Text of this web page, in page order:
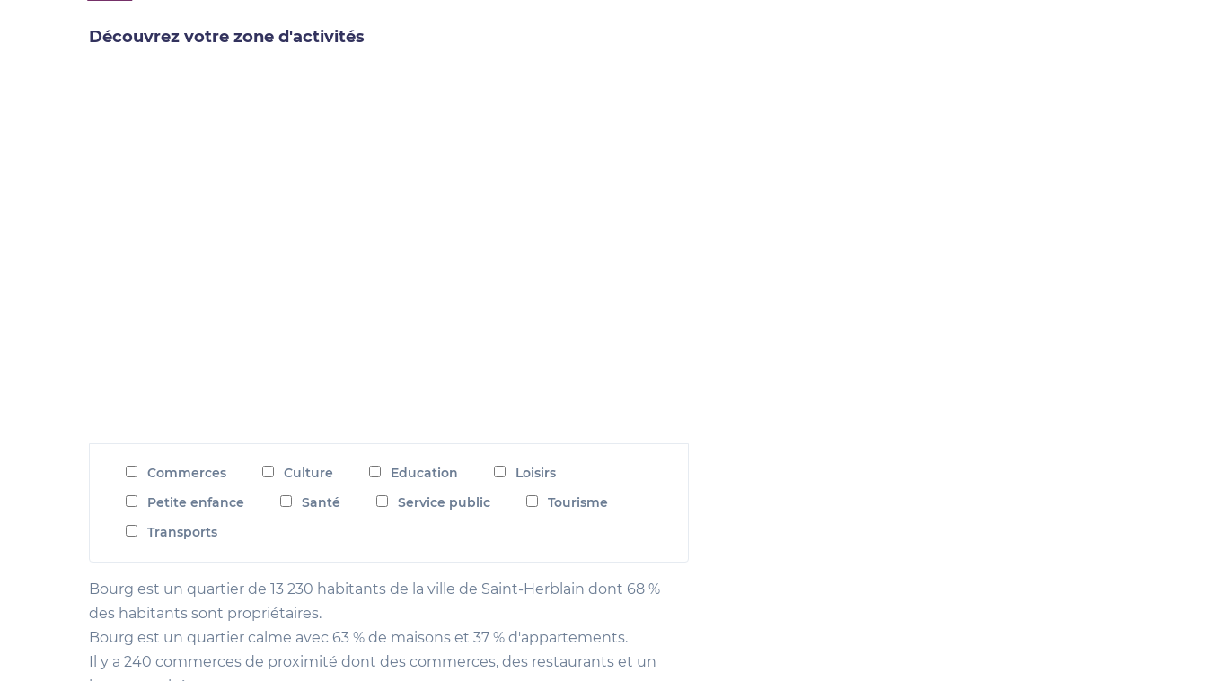
Découvrez votre zone d'activités
Commerces Culture Education
Loisirs
Petite enfance
Santé Service public
Tourisme
Transports
Bourg est un quartier de 13 230 habitants de la ville de Saint-Herblain dont 68 %
des habitants sont propriétaires.
Bourg est un quartier calme avec 63 % de maisons et 37 % d'appartements.
Il y a 240 commerces de proximité dont des commerces, des restaurants et un